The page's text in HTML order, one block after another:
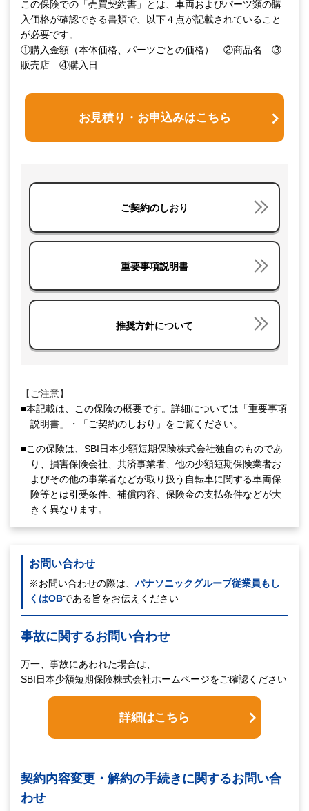
この保険での「売買契約書」とは、車両およびパーツ類の購
入価格が確認できる書類で、以下４点が記載されていること
が必要です。
①購入金額（本体価格、パーツごとの価格） ②商品名 ③
販売店 ④購入日
お見積り・お申込みはこちら
ご契約のしおり
重要事項説明書
推奨方針について
【ご注意】
■本記載は、この保険の概要です。詳細については「重要事項
説明書」・「ご契約のしおり」をご覧ください。
■この保険は、SBI日本少額短期保険株式会社独自のものであ
り、損害保険会社、共済事業者、他の少額短期保険業者お
よびその他の事業者などが取り扱う自転車に関する車両保
険等とは引受条件、補償内容、保険金の支払条件などが大
きく異なります。
お問い合わせ
※お問い合わせの際は、 パナソニックグループ従業員もし
くはOBである旨をお伝えください
事故に関するお問い合わせ
万一、事故にあわれた場合は、
SBI日本少額短期保険株式会社ホームページをご確認ください
詳細はこちら
契約内容変更・解約の手続きに関するお問い合
わせ